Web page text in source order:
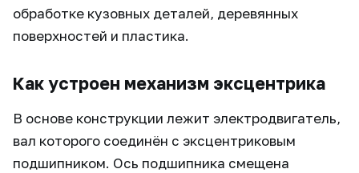
обработке кузовных деталей, деревянных
поверхностей и пластика.
Как устроен механизм эксцентрика
В основе конструкции лежит электродвигатель,
вал которого соединён с эксцентриковым
подшипником. Ось подшипника смещена